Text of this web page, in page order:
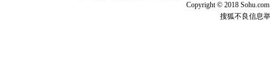
[元旦]如
起；二是
Copyright © 2018
搜狐不良信息